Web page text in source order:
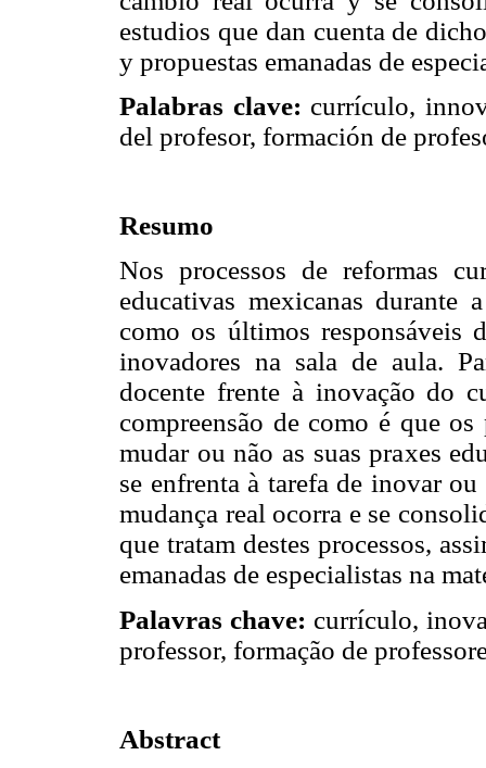
estudios que dan cuenta de
y propuestas emanadas de
Palabras clave: currículo,
del profesor, formación de
Resumo
Nos processos de reformas
educativas mexicanas durante
como os últimos responsáveis
inovadores na sala de aula.
docente frente à inovação do
compreensão de como é que
mudar ou não as suas praxes
se enfrenta à tarefa de inovar
mudança real ocorra e se
que tratam destes processos,
emanadas de especialistas na
Palavras chave: currículo,
professor, formação de
Abstract